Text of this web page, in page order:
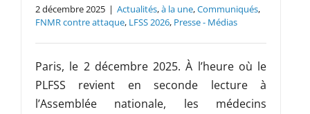
2 décembre 2025 | Actualités,à la une,Communiqués,
FNMR contre attaque, LFSS 2026, Presse - Médias
Paris, le 2 décembre 2025. À l’heure où le
PLFSS revient en seconde lecture à
l’Assemblée nationale, les médecins